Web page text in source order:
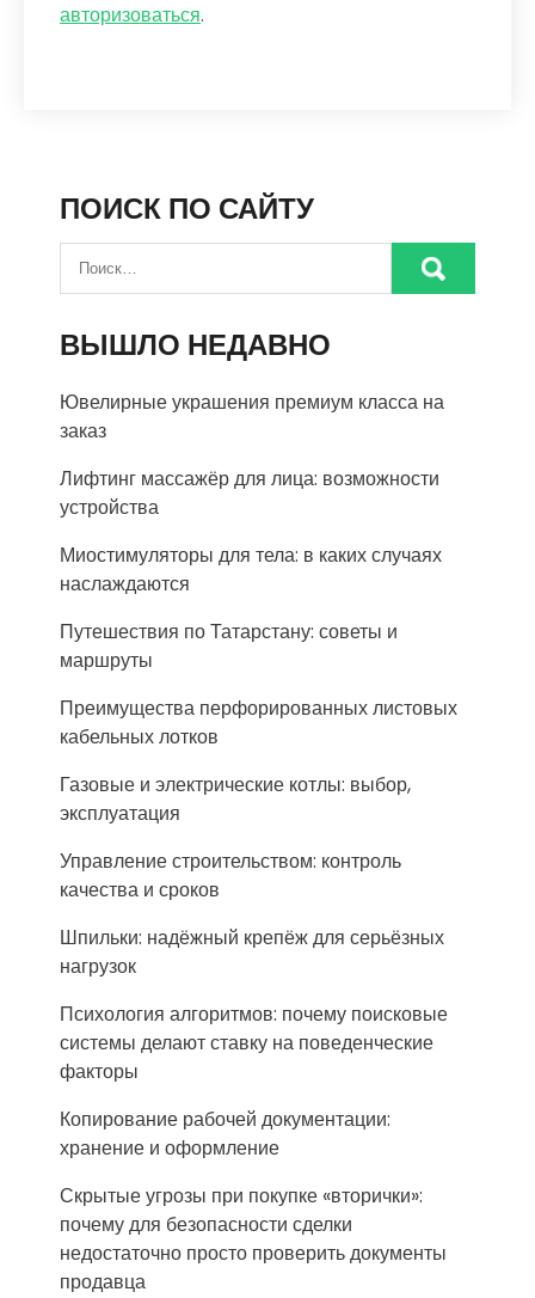
авторизоваться.
ПОИСК ПО САЙТУ
ВЫШЛО НЕДАВНО
Ювелирные украшения премиум класса на
заказ
Лифтинг массажёр для лица: возможности
устройства
Миостимуляторы для тела: в каких случаях
наслаждаются
Путешествия по Татарстану: советы и
маршруты
Преимущества перфорированных листовых
кабельных лотков
Газовые и электрические котлы: выбор,
эксплуатация
Управление строительством: контроль
качества и сроков
Шпильки: надёжный крепёж для серьёзных
нагрузок
Психология алгоритмов: почему поисковые
системы делают ставку на поведенческие
факторы
Копирование рабочей документации:
хранение и оформление
Скрытые угрозы при покупке «вторички»:
почему для безопасности сделки
недостаточно просто проверить документы
продавца